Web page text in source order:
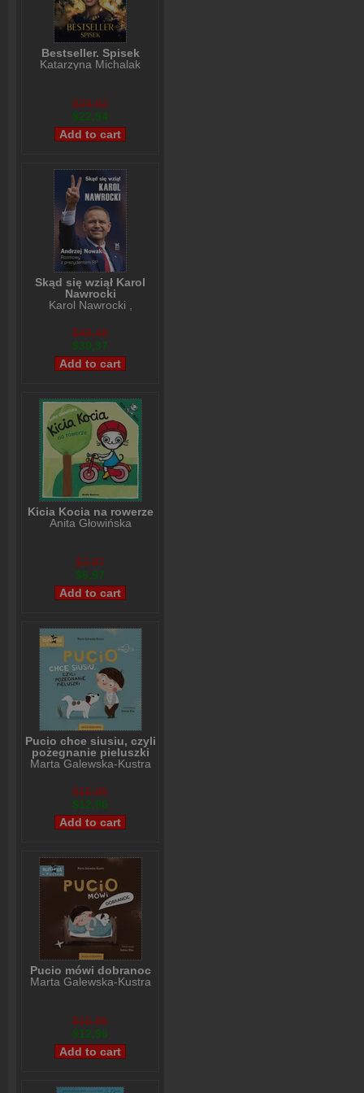
Bestseller. Spisek
Katarzyna Michalak
$29,92
$22,94
Skąd się wziął Karol
Nawrocki
Karol Nawrocki
$49,48
$39,37
Kicia Kocia na rowerze
Anita Głowińska
$7,97
$6,97
Pucio chce siusiu, czyli
pożegnanie pieluszki
Marta Galewska-Kustra
$15,95
$12,96
Pucio mówi dobranoc
Marta Galewska-Kustra
$15,95
$12,96